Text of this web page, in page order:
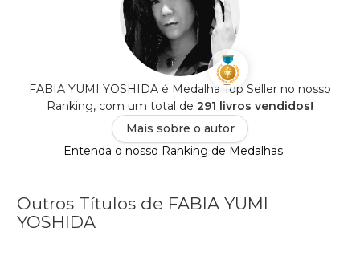
FABIA YUMI YOSHIDA é Medalha Top Seller no nosso
Ranking, com um total de 291 livros vendidos!
Mais sobre o autor
Entenda o nosso Ranking de Medalhas
Outros Títulos de FABIA YUMI
YOSHIDA